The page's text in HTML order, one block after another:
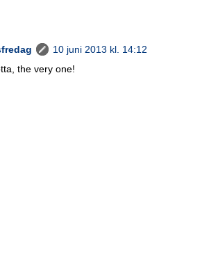
10 juni 2013 kl. 14:12
the very one!